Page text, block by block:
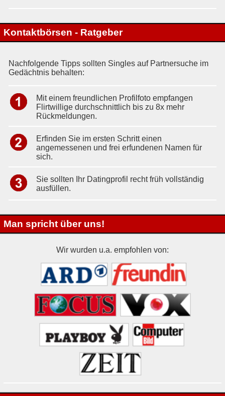
Kontaktbörsen - Ratgeber
Nachfolgende Tipps sollten Singles auf Partnersuche im
Gedächtnis behalten:
Mit einem freundlichen Profilfoto empfangen
Flirtwillige durchschnittlich bis zu 8x mehr
Rückmeldungen.
Erfinden Sie im ersten Schritt einen
angemessenen und frei erfundenen Namen für
sich.
Sie sollten Ihr Datingprofil recht früh vollständig
ausfüllen.
Man spricht über uns!
Wir wurden u.a. empfohlen von: